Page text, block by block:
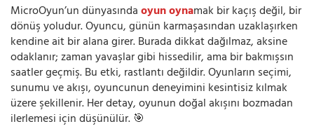
MicroOyun’un dünyasındaoyun oynamak bir kaçış değil, bir
dönüş yoludur. Oyuncu, günün karmaşasından uzaklaşırken
kendine ait bir alana girer. Burada dikkat dağılmaz, aksine
odaklanır; zaman yavaşlar gibi hissedilir, ama bir bakmışsın
saatler geçmiş. Bu etki, rastlantı değildir. Oyunların seçimi,
sunumu ve akışı, oyuncunun deneyimini kesintisiz kılmak
üzere şekillenir. Her detay, oyunun doğal akışını bozmadan
ilerlemesi için düşünülür. 🎯